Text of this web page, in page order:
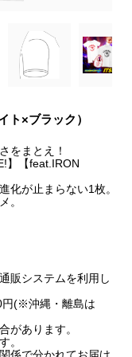
ト×ブラック）
をまとえ！
】【feat.IRON
化が止まらない1枚。
。
販システムを利用し
円(※沖縄・離島は
があります。
。